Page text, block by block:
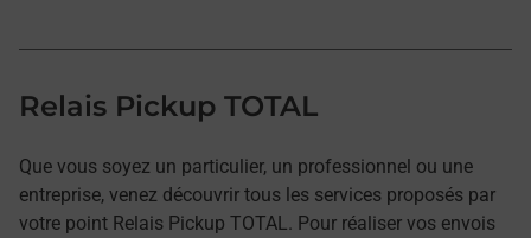
Relais Pickup TOTAL
Que vous soyez un particulier, un professionnel ou une
entreprise, venez découvrir tous les services proposés par
votre point Relais Pickup TOTAL. Pour réaliser vos envois